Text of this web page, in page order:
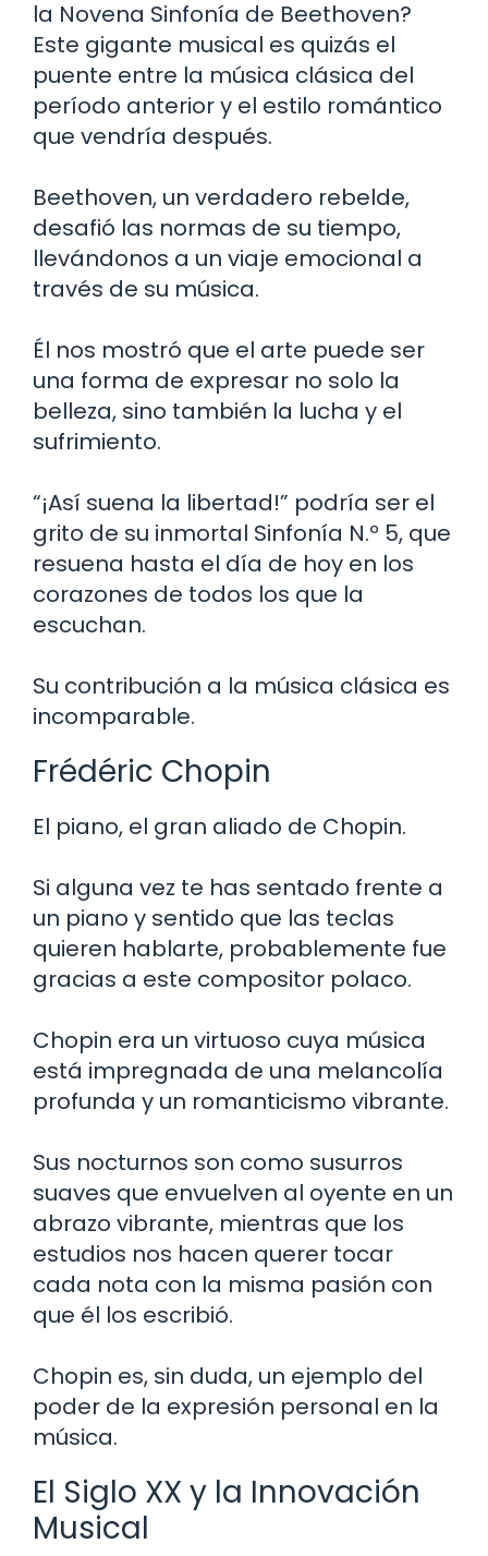
la Novena Sinfonía de Beethoven?
Este gigante musical es quizás el
puente entre la música clásica del
período anterior y el estilo romántico
que vendría después.
Beethoven, un verdadero rebelde,
desafió las normas de su tiempo,
llevándonos a un viaje emocional a
través de su música.
Él nos mostró que el arte puede ser
una forma de expresar no solo la
belleza, sino también la lucha y el
sufrimiento.
“¡Así suena la libertad!” podría ser el
grito de su inmortal Sinfonía N.º 5, que
resuena hasta el día de hoy en los
corazones de todos los que la
escuchan.
Su contribución a la música clásica es
incomparable.
Frédéric Chopin
El piano, el gran aliado de Chopin.
Si alguna vez te has sentado frente a
un piano y sentido que las teclas
quieren hablarte, probablemente fue
gracias a este compositor polaco.
Chopin era un virtuoso cuya música
está impregnada de una melancolía
profunda y un romanticismo vibrante.
Sus nocturnos son como susurros
suaves que envuelven al oyente en un
abrazo vibrante, mientras que los
estudios nos hacen querer tocar
cada nota con la misma pasión con
que él los escribió.
Chopin es, sin duda, un ejemplo del
poder de la expresión personal en la
música.
El Siglo XX y la Innovación
Musical